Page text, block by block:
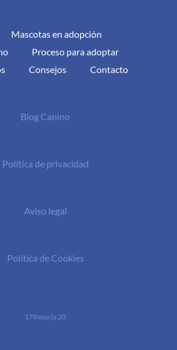
Mascotas en adopción
Proceso para adoptar
Consejos Contacto
Blog Canino
Política de privacidad
Aviso legal
Política de Cookies
17Resurja 20